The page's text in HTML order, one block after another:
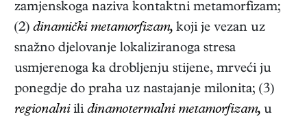
zamjenskoga naziva kontaktni metamorfizam;
(2) dinamički metamorfizam, koji je vezan uz
snažno djelovanje lokaliziranoga stresa
usmjerenoga ka drobljenju stijene, mrveći ju
ponegdje do praha uz nastajanje milonita; (3)
regionalniili dinamotermalni metamorfizam, u